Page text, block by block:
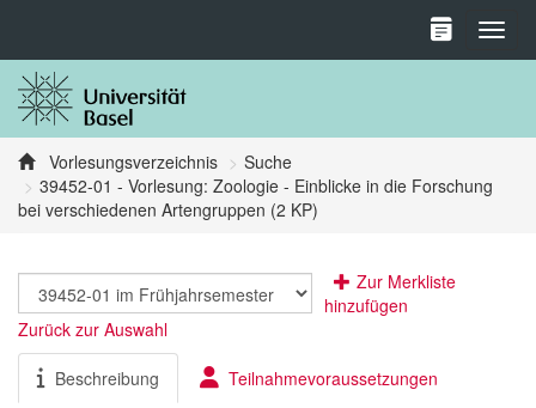
Vorlesungsverzeichnis
Suche
39452-01 - Vorlesung: Zoologie - Einblicke in die Forschung
bei verschiedenen Artengruppen (2 KP)
Zur Merkliste
hinzufügen
Zurück zur Auswahl
Beschreibung Teilnahmevoraussetzungen